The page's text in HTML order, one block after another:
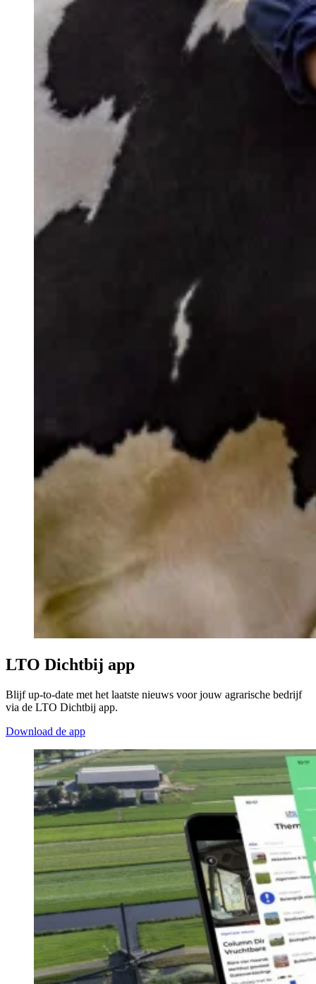
LTO Dichtbij app
Blijf up-to-date met het laatste nieuws voor jouw agrarische bedrijf
via de LTO Dichtbij app.
Download de app